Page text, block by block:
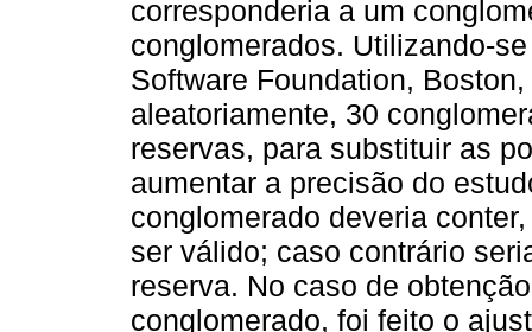
corresponderia a um
conglomerados. Utilizando-
Software Foundation,
aleatoriamente, 30
reservas, para substituir as
aumentar a precisão do
conglomerado deveria
ser válido; caso contrário
reserva. No caso de
conglomerado, foi feito o